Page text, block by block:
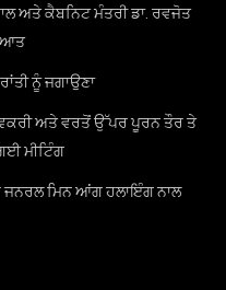
ਅਤੇ ਕੈਬਨਿਟ ਮੰਤਰੀ ਡਾ. ਰਵਜੋਤ
ਨੂੰ ਜਗਾਉਣਾ
ਅਤੇ ਵਰਤੋਂ ਉੱਪਰ ਪੂਰਨ ਤੌਰ ਤੇ
ਮੀਟਿੰਗ
ਜਨਰਲ ਮਿਨ ਆਂਗ ਹਲਾਇੰਗ ਨਾਲ